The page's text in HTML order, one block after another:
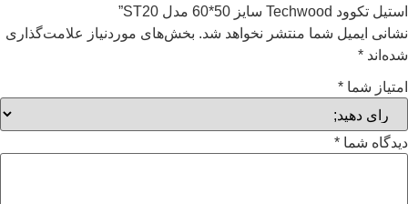
استیل تکوود Techwood سایز 50*60 مدل ST20”
نشانی ایمیل شما منتشر نخواهد شد. بخش‌های موردنیاز علامت‌گذاری
شده‌اند *
امتیاز شما *
دیدگاه شما *